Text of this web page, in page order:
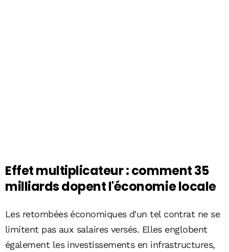
Effet multiplicateur : comment 35
milliards dopent l'économie locale
Les retombées économiques d'un tel contrat ne se
limitent pas aux salaires versés. Elles englobent
également les investissements en infrastructures,